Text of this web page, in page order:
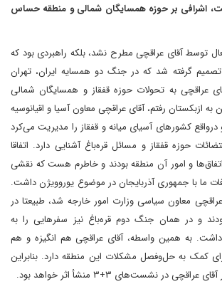
اشرافی بر حوزه همسایگان شمالی و منطقه حساس
توسط آقای عراقچی مطرح نشد، بلکه راهبردی بود که
گرفته شد که در جنگ دو همسایه ایران، تهران
عراقچی به تحولات حوزه قفقاز و همسایگان شمالی
به ازبکستان رفتم، آقای عراقچی‌ معاون آسیا و اقیانوسیه
در‌واقع کشورهای آسیای میانه و قفقاز را مدیریت می‌کرد
حوزه قفقاز و مسائل قره‌باغ آشنایی دارد. اتفاقا
و امور آن منطقه بودند و خاطرم هست که نقشی
ما با جمهوری آذربایجان در موضوع یوروویژن داشت.
معاون سیاسی وزارت امور خارجه شد، طبیعتا در
و در همان جنگ دوم قره‌باغ نیز سفرهایی را به
داشت. به همین واسطه، آقای عراقچی‌ هم انگیزه و هم
کمک به حل‌وفصل مشکلات این منطقه‌ دارد. بنابراین
در نشست‌های ۳+۳ منشأ اثر خواهد بود.